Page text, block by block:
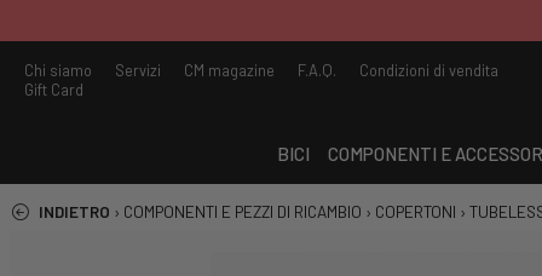
Chi siamo Servizi CM magazine F.A.Q.
Condizioni di vendita
Gift Card
BICI COMPONENTI E
INDIETRO › COMPONENTI E PEZZI DI RICAMBIO › COPERTONI ›